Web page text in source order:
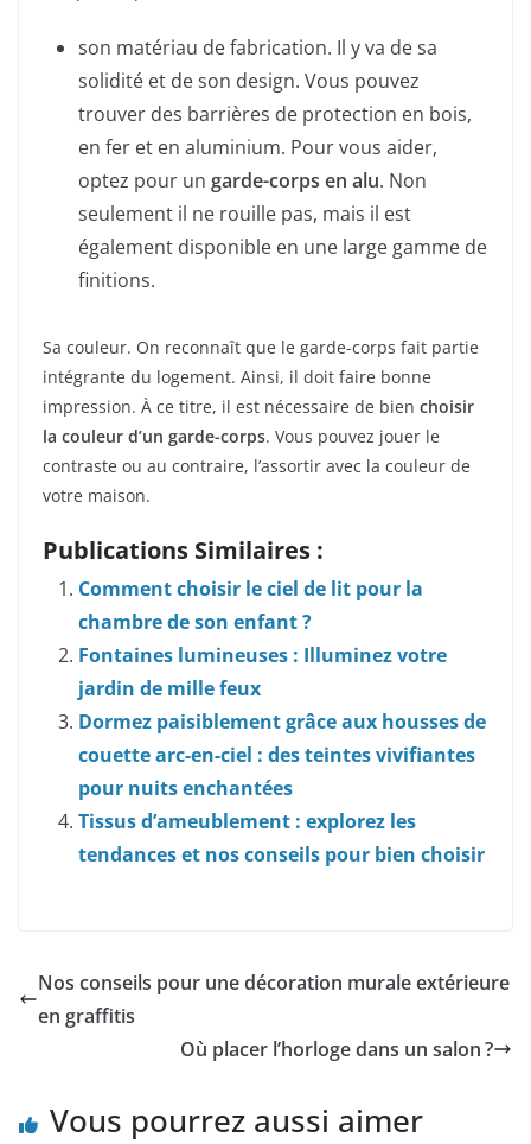
son matériau de fabrication. Il y va de sa
solidité et de son design. Vous pouvez
trouver des barrières de protection en bois,
en fer et en aluminium. Pour vous aider,
optez pour un garde-corps en alu. Non
seulement il ne rouille pas, mais il est
également disponible en une large gamme de
finitions.
Sa couleur. On reconnaît que le garde-corps fait partie
intégrante du logement. Ainsi, il doit faire bonne
impression. À ce titre, il est nécessaire de bien choisir
la couleur d’un garde-corps. Vous pouvez jouer le
contraste ou au contraire, l’assortir avec la couleur de
votre maison.
Publications Similaires :
Comment choisir le ciel de lit pour la
chambre de son enfant ?
Fontaines lumineuses : Illuminez votre
jardin de mille feux
Dormez paisiblement grâce aux housses de
couette arc-en-ciel : des teintes vivifiantes
pour nuits enchantées
Tissus d’ameublement : explorez les
tendances et nos conseils pour bien choisir
Nos conseils pour une décoration murale extérieure
en graffitis
Où placer l’horloge dans un salon ?
Vous pourrez aussi aimer